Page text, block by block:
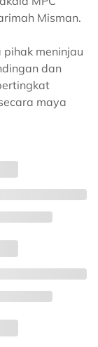
Misman.
meninjau
dan
maya